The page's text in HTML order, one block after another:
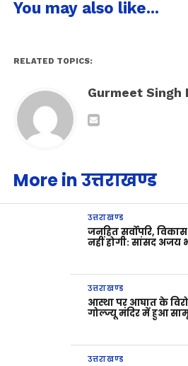
You may also like...
RELATED TOPICS:
Gurmeet Singh
More in उत्तराखण्ड
उत्तराखण्ड
जनहित सर्वोपरि, विकास
नहीं होगी: सांसद अजय
उत्तराखण्ड
आस्था पर आघात के
गोल्ज्यू मंदिर में हुआ
उत्तराखण्ड